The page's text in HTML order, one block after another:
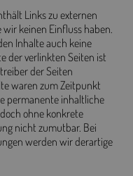
Links zu externen
keinen Einfluss haben.
Inhalte auch keine
der verlinkten Seiten ist
der Seiten
waren zum Zeitpunkt
permanente inhaltliche
ohne konkrete
nicht zumutbar. Bei
werden wir derartige